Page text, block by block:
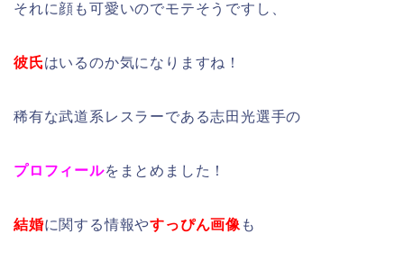
それに顔も可愛いのでモテそうですし、
彼氏はいるのか気になりますね！
稀有な武道系レスラーである志田光選手の
プロフィールをまとめました！
結婚に関する情報やすっぴん画像 も